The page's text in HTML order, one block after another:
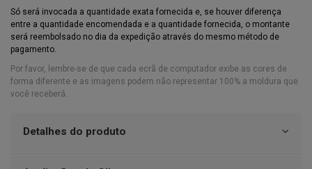
Só será invocada a quantidade exata fornecida e, se houver diferença
entre a quantidade encomendada e a quantidade fornecida, o montante
será reembolsado no dia da expedição através do mesmo método de
pagamento.
Por favor, lembre-se de que cada ecrã de computador exibe as cores de
forma diferente e as imagens podem não representar 100% a moldura que
você receberá.
Detalhes do produto